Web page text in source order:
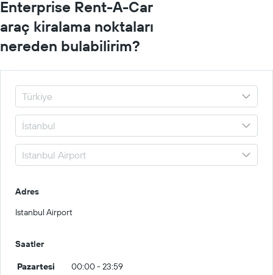
Enterprise Rent-A-Car
araç kiralama noktaları
nereden bulabilirim?
Adres
Istanbul Airport
Saatler
Pazartesi
00:00 - 23:59